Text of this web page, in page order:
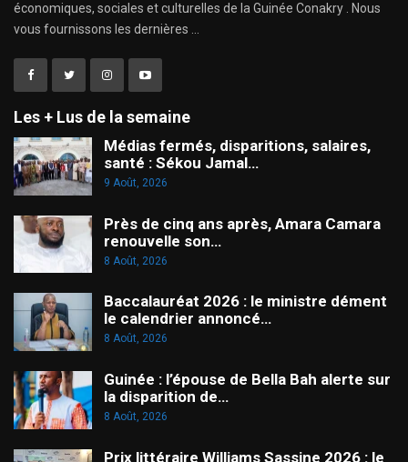
économiques, sociales et culturelles de la Guinée Conakry . Nous
vous fournissons les dernières ...
Les + Lus de la semaine
Médias fermés, disparitions, salaires,
santé : Sékou Jamal…
9 Août, 2026
Près de cinq ans après, Amara Camara
renouvelle son…
8 Août, 2026
Baccalauréat 2026 : le ministre dément
le calendrier annoncé…
8 Août, 2026
Guinée : l’épouse de Bella Bah alerte sur
la disparition de…
8 Août, 2026
Prix littéraire Williams Sassine 2026 : le